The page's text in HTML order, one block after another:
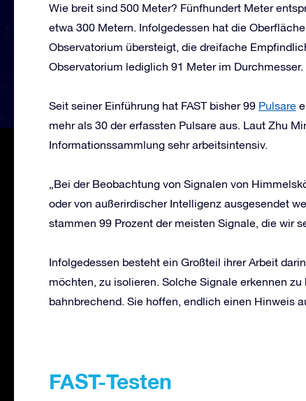
Wie breit sind 500 Meter? Fünfhundert Meter
etwa 300 Metern. Infolgedessen hat die
Observatorium übersteigt, die dreifache
Observatorium lediglich 91 Meter im Durchmesser.
Seit seiner Einführung hat FAST bisher 99 Pulsare
mehr als 30 der erfassten Pulsare aus. Laut Zhu
Informationssammlung sehr arbeitsintensiv.
„Bei der Beobachtung von Signalen von
oder von außerirdischer Intelligenz ausgesendet
stammen 99 Prozent der meisten Signale, die wir
Infolgedessen besteht ein Großteil ihrer Arbeit
möchten, zu isolieren. Solche Signale erkennen
bahnbrechend. Sie hoffen, endlich einen Hinweis
FAST-Testen